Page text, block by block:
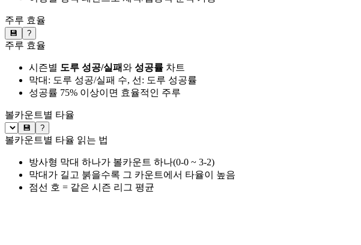
주루 효율
💾 ?
주루 효율
시즌별 도루 성공/실패와 성공률 차트
막대: 도루 성공/실패 수, 선: 도루 성공률
성공률 75% 이상이면 효율적인 주루
볼카운트별 타율
💾 ?
볼카운트별 타율 읽는 법
방사형 막대 하나가 볼카운트 하나(0-0 ~ 3-2)
막대가 길고 붉을수록 그 카운트에서 타율이 높음
점선 호 = 같은 시즌 리그 평균